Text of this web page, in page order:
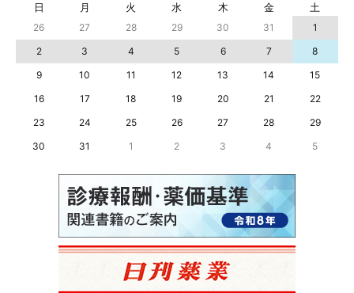
日 月 火 水 木 金 土
26 27 28 29 30 31
1
2
3 4 5 6 7
8
9
10 11 12 13 14
15
16
17 18 19 20 21
22
23
24 25 26 27 28
29
30
31 1 2 3 4 5